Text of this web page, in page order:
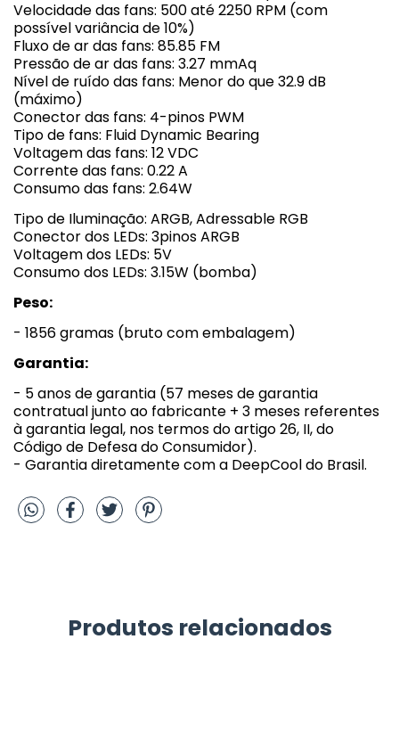
Velocidade das fans: 500 até 2250 RPM (com
possível variância de 10%)
Fluxo de ar das fans: 85.85 FM
Pressão de ar das fans: 3.27 mmAq
Nível de ruído das fans: Menor do que 32.9 dB
(máximo)
Conector das fans: 4-pinos PWM
Tipo de fans: Fluid Dynamic Bearing
Voltagem das fans: 12 VDC
Corrente das fans: 0.22 A
Consumo das fans: 2.64W
Tipo de Iluminação: ARGB, Adressable RGB
Conector dos LEDs: 3pinos ARGB
Voltagem dos LEDs: 5V
Consumo dos LEDs: 3.15W (bomba)
Peso:
- 1856 gramas (bruto com embalagem)
Garantia:
- 5 anos de garantia (57 meses de garantia
contratual junto ao fabricante + 3 meses referentes
à garantia legal, nos termos do artigo 26, II, do
Código de Defesa do Consumidor).
- Garantia diretamente com a DeepCool do Brasil.
Produtos relacionados